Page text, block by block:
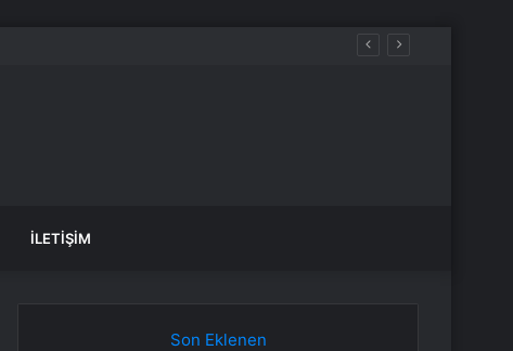
İLETIŞIM
Son Eklenen